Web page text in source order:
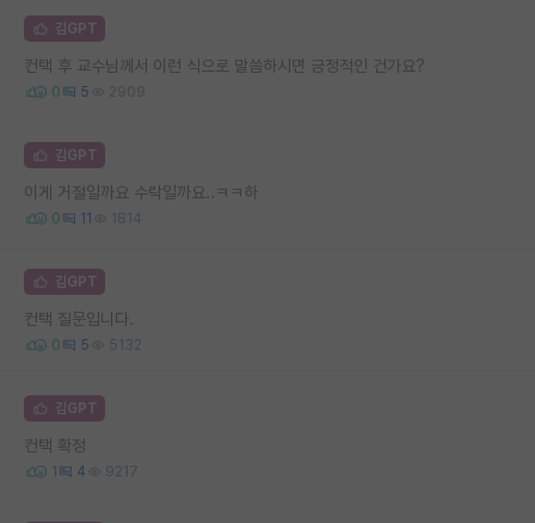
김GPT
컨택 후 교수님께서 이런 식으로 말씀하시면 긍정적인 건가요?
0 5 2909
김GPT
이게 거절일까요 수락일까요..ㅋㅋ하
0 11 1814
김GPT
컨택 질문입니다.
0 5 5132
김GPT
컨택 확정
1 4 9217